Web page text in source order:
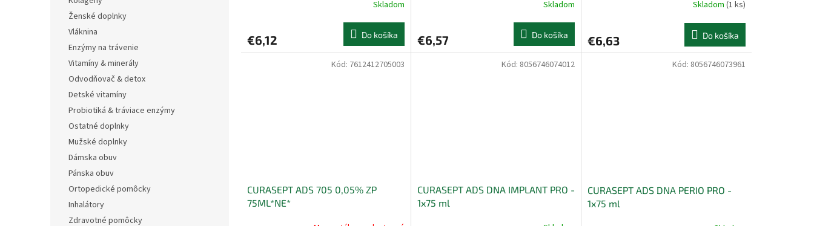
Ženské doplnky
Vláknina
Enzýmy na trávenie
Vitamíny & minerály
Odvodňovač & detox
Detské vitamíny
Probiotiká & tráviace enzýmy
Ostatné doplnky
Mužské doplnky
Dámska obuv
Pánska obuv
Ortopedické pomôcky
Inhalátory
Zdravotné pomôcky
Skladom
€6,12 Do košíka
Skladom
€6,57 Do košíka
Skladom (1 ks)
€6,63 Do košíka
CURASEPT ADS 705 0,05% ZP
75ML*NE*
Kód: 7612412705003
CURASEPT ADS DNA IMPLANT PRO -
1x75 ml
Kód: 8056746074012
CURASEPT ADS DNA PERIO PRO -
1x75 ml
Kód: 8056746073961